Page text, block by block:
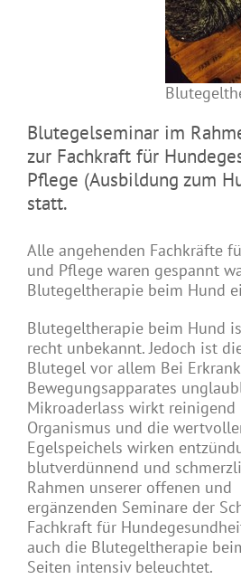
Blutegelseminar im
zur Fachkraft für
Pflege (Ausbildung zum
statt.
Alle angehenden Fachkräfte
und Pflege waren gespannt
Blutegeltherapie beim Hund
Blutegeltherapie beim Hund
recht unbekannt. Jedoch ist
Blutegel vor allem Bei
Bewegungsapparates
Mikroaderlass wirkt
Organismus und die
Egelspeichels wirken
blutverdünnend und
Rahmen unserer offenen und
ergänzenden Seminare der
Fachkraft für
auch die Blutegeltherapie
Seiten intensiv beleuchtet.